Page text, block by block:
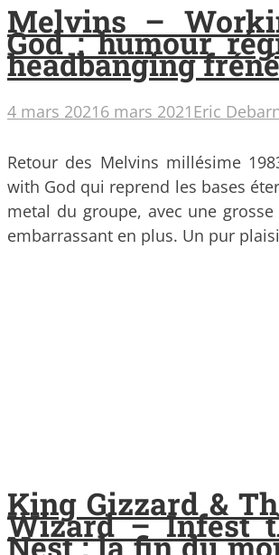
Melvins –
God : humour
headbanging
4 mars 20216 mars 2021 Eric
Retour des Melvins millésime
with God qui reprend les bases
metal du groupe, avec une grosse
embarrassant en plus. Un pur
King Gizzard &
Wizard – Infest